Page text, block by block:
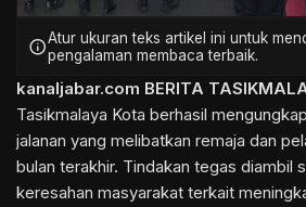
infoAtur ukuran teks artikel ini untuk
pengalaman membaca terbaik.
kanaljabar.com BERITA
Tasikmalaya Kota berhasil
jalanan yang melibatkan remaja dan
bulan terakhir. Tindakan tegas diambil
keresahan masyarakat terkait